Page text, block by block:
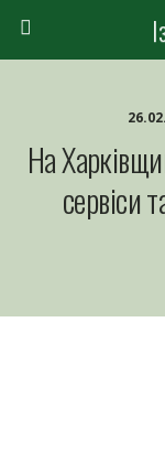
На
сервіси